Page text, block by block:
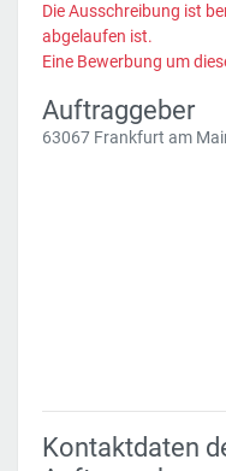
Die Ausschreibung ist
abgelaufen ist.
Eine Bewerbung um
Auftraggeber
63067 Frankfurt am
Kontaktdaten